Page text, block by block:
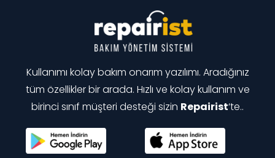
Kullanımı kolay bakım onarım yazılımı. Aradığınız
tüm özellikler bir arada. Hızlı ve kolay kullanım ve
birinci sınıf müşteri desteği sizin Repairist‘te..